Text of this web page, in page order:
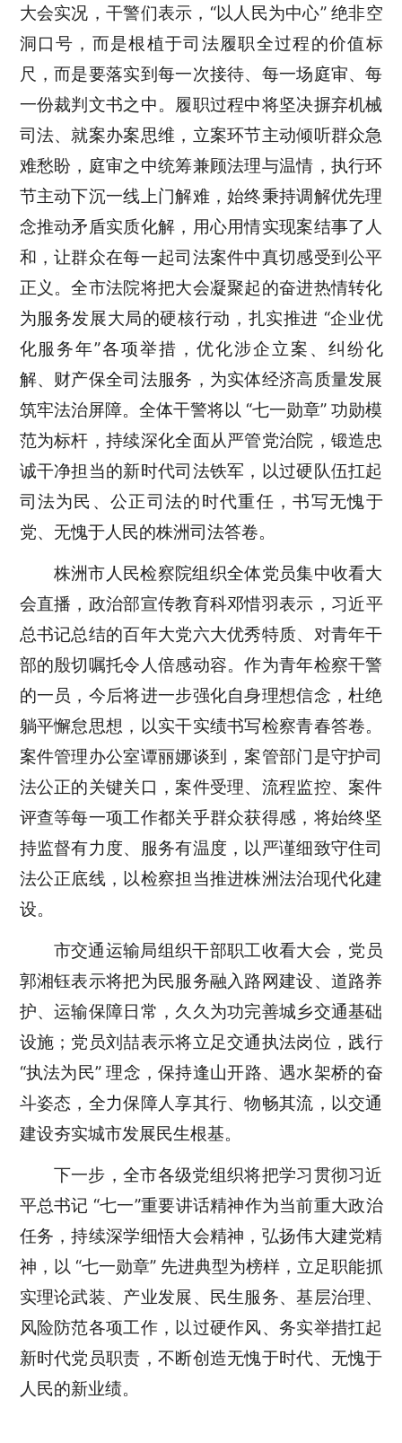
大会实况，干警们表示， “以人民为中心” 绝非空
洞口号，而是根植于司法履职全过程的价值标
尺，而是要落实到每一次接待、每一场庭审、每
一份裁判文书之中。履职过程中将坚决摒弃机械
司法、就案办案思维，立案环节主动倾听群众急
难愁盼，庭审之中统筹兼顾法理与温情，执行环
节主动下沉一线上门解难，始终秉持调解优先理
念推动矛盾实质化解，用心用情实现案结事了人
和，让群众在每一起司法案件中真切感受到公平
正义。全市法院将把大会凝聚起的奋进热情转化
为服务发展大局的硬核行动，扎实推进 “企业优
化服务年”各项举措，优化涉企立案、纠纷化
解、财产保全司法服务，为实体经济高质量发展
筑牢法治屏障。全体干警将以 “七一勋章” 功勋模
范为标杆，持续深化全面从严管党治院，锻造忠
诚干净担当的新时代司法铁军，以过硬队伍扛起
司法为民、公正司法的时代重任，书写无愧于
党、无愧于人民的株洲司法答卷。
株洲市人民检察院组织全体党员集中收看大
会直播，政治部宣传教育科邓惜羽表示， 习近平
总书记总结的百年大党六大优秀特质、对青年干
部的殷切嘱托令人倍感动容。作为青年检察干警
的一员，今后将进一步强化自身理想信念，杜绝
躺平懈怠思想，以实干实绩书写检察青春答卷。
案件管理办公室谭丽娜谈到，案管部门是守护司
法公正的关键关口，案件受理、流程监控、案件
评查等每一项工作都关乎群众获得感，将始终坚
持监督有力度、服务有温度，以严谨细致守住司
法公正底线，以检察担当推进株洲法治现代化建
设。
市交通运输局组织干部职工收看大会， 党员
郭湘钰表示将把为民服务融入路网建设、道路养
护、运输保障日常，久久为功完善城乡交通基础
设施； 党员刘喆表示将立足交通执法岗位，践行
“执法为民” 理念，保持逢山开路、遇水架桥的奋
斗姿态，全力保障人享其行、物畅其流，以交通
建设夯实城市发展民生根基。
下一步，全市各级党组织将把学习贯彻习近
平总书记 “七一”重要讲话精神作为当前重大政治
任务，持续深学细悟大会精神，弘扬伟大建党精
神，以 “七一勋章” 先进典型为榜样，立足职能抓
实理论武装、产业发展、民生服务、基层治理、
风险防范各项工作，以过硬作风、务实举措扛起
新时代党员职责，不断创造无愧于时代、无愧于
人民的新业绩。